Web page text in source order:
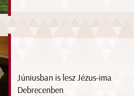
Júniusban is lesz Jézus-ima
Debrecenben